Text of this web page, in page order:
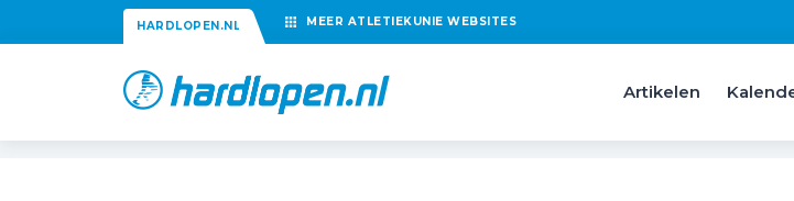
HARDLOPEN.NL MEER ATLETIEKUNIE WEBSITES
Artikelen